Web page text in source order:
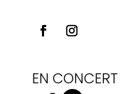
EN CONCERT